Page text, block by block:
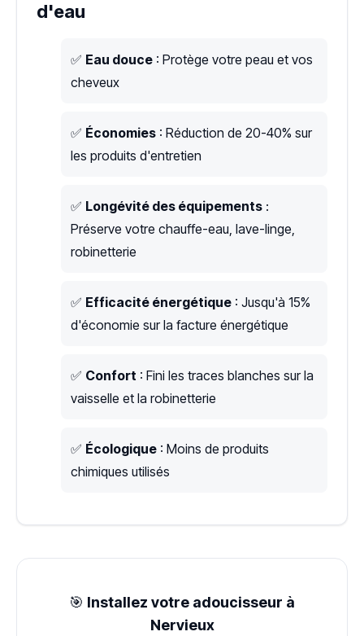
d'eau
✅ Eau douce : Protège votre peau et vos
cheveux
✅ Économies : Réduction de 20-40% sur
les produits d'entretien
✅ Longévité des équipements :
Préserve votre chauffe-eau, lave-linge,
robinetterie
✅ Efficacité énergétique : Jusqu'à 15%
d'économie sur la facture énergétique
✅ Confort : Fini les traces blanches sur la
vaisselle et la robinetterie
✅ Écologique : Moins de produits
chimiques utilisés
🎯 Installez votre adoucisseur à
Nervieux